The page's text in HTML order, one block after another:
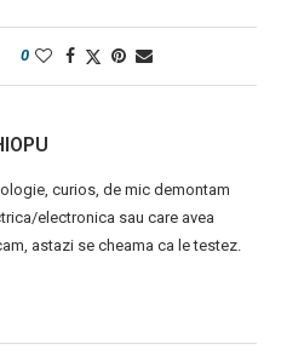
0
curios, de mic demontam
electronica sau care avea
astazi se cheama ca le testez.